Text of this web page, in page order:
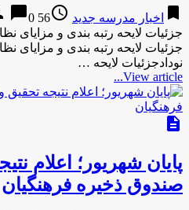
bookmark اخبار مدرسه جدید access_time
56 years ago
chat_bubble0
جزئیات لایحه رتبه بندی و مزایای
جزئیات لایحه رتبه بندی و مزایای
نودادجزئیات لایحه …
View article...
description
پایان شهریور؛ اعلام
صندوق ذخیره فرهنگیان